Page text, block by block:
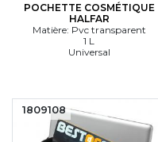
POCHETTE COSMÉTIQUE
HALFAR
Matière: Pvc transparent
1 L
Universal
1809108